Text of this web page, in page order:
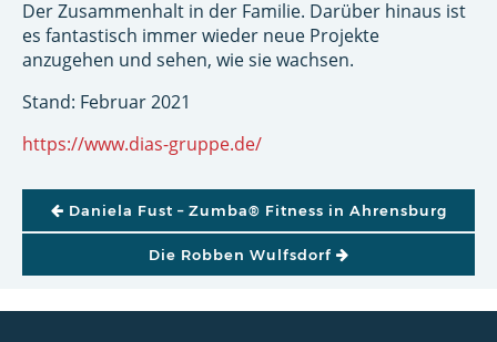
Der Zusammenhalt in der Familie. Darüber hinaus ist
es fantastisch immer wieder neue Projekte
anzugehen und sehen, wie sie wachsen.
Stand: Februar 2021
https://www.dias-gruppe.de/
BEITRAGSNAVIGATION
Daniela Fust – Zumba® Fitness in Ahrensburg
Die Robben Wulfsdorf